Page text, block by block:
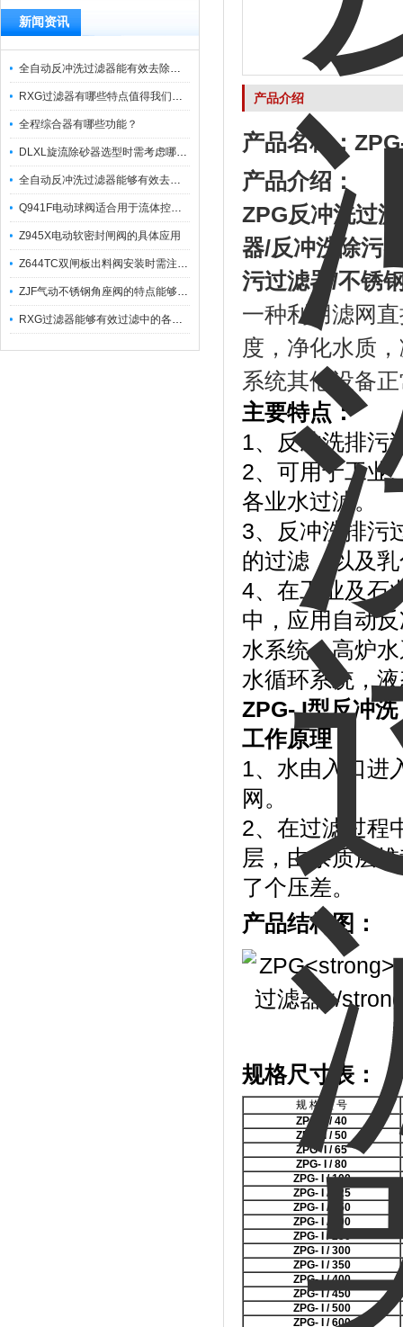
新闻资讯
全自动反冲洗过滤器能有效去除过滤介质上的杂质
RXG过滤器有哪些特点值得我们选择？
全程综合器有哪些功能？
DLXL旋流除砂器选型时需考虑哪些因素？
全自动反冲洗过滤器能够有效去除不同粒径的固体杂
Q941F电动球阀适合用于流体控制需要迅速反应的场合
Z945X电动软密封闸阀的具体应用
Z644TC双闸板出料阀安装时需注意哪些事项？
ZJF气动不锈钢角座阀的特点能够稳定地控制介质流量
RXG过滤器能够有效过滤中的各种杂质
产品介绍
产品名称：
产品介绍：
ZPG反冲洗过
器/反冲洗除污
污过滤器 /不锈
一种利用滤网
度，净化水质
系统其他设备
主要特点：
1、反冲洗排污
2、可用于工业
各业水过滤。
3、反冲洗排污
的过滤，以及
4、在工业及石
中，应用自动
水系统、高炉
水循环系统，
ZPG- I型反冲洗
工作原理：
1、水由入口进
网。
2、在过滤过程
层，由杂质层
了个压差。
产品结构图：
规格尺寸表：
规 格 型 号
ZPG- I / 40
ZPG- I / 50
ZPG- I / 65
ZPG- I / 80
ZPG- I / 100
ZPG- I / 125
ZPG- I / 150
ZPG- I / 200
ZPG- I / 250
ZPG- I / 300
ZPG- I / 350
ZPG- I / 400
ZPG- I / 450
ZPG- I / 500
ZPG- I / 600